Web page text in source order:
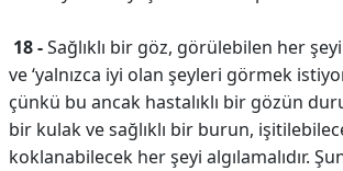
18 -Sağlıklı bir göz, görülebilen her
ve ‘yalnızca iyi olan şeyleri görmek
çünkü bu ancak hastalıklı bir gözün
bir kulak ve sağlıklı bir burun,
koklanabilecek her şeyi algılamalıdır.